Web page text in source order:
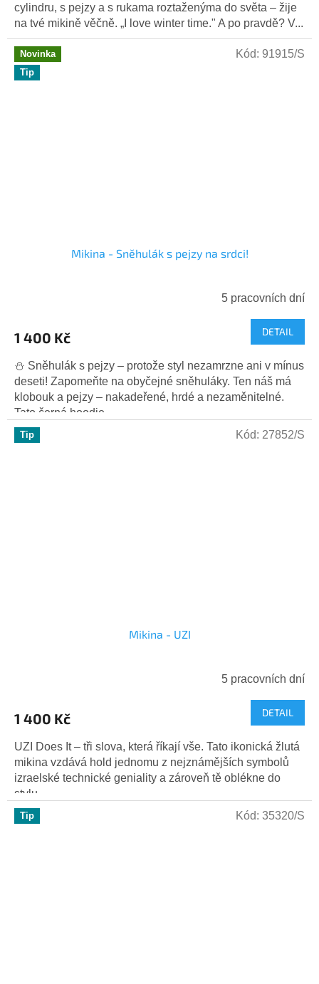
cylindru, s pejzy a s rukama roztaženýma do světa – žije
na tvé mikině věčně. „I love winter time." A po pravdě? V...
Novinka
Tip
Mikina - Sněhulák s pejzy na srdci!
5 pracovních dní
1 400 Kč DETAIL
⛄ Sněhulák s pejzy – protože styl nezamrzne ani v mínus
deseti! Zapomeňte na obyčejné sněhuláky. Ten náš má
klobouk a pejzy – nakadeřené, hrdé a nezaměnitelné.
Tato černá hoodie...
Kód: 91915/S
Tip
Mikina - UZI
5 pracovních dní
1 400 Kč DETAIL
UZI Does It – tři slova, která říkají vše. Tato ikonická žlutá
mikina vzdává hold jednomu z nejznámějších symbolů
izraelské technické geniality a zároveň tě oblékne do
stylu,...
Kód: 27852/S
Tip Kód: 35320/S